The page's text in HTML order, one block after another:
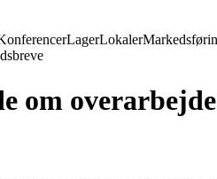
LagerLokaler
om